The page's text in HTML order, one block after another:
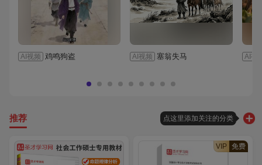
AI视频 鸡鸣狗盗 AI视频 塞翁失马 AI视
推荐 点这里添加关注的分类
VIP 免费